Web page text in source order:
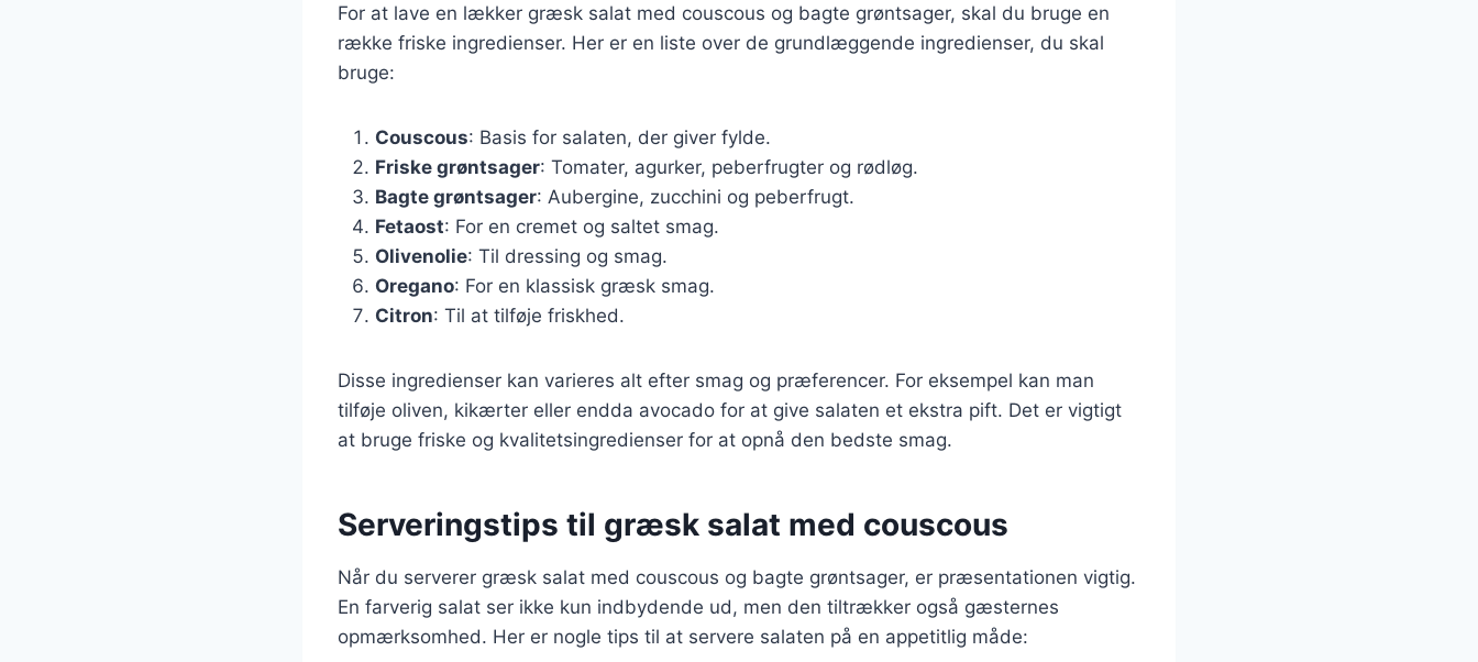
For at lave en lækker græsk salat med couscous og bagte grøntsager, skal du bruge en
række friske ingredienser. Her er en liste over de grundlæggende ingredienser, du skal
bruge:
Couscous: Basis for salaten, der giver fylde.
Friske grøntsager: Tomater, agurker, peberfrugter og rødløg.
Bagte grøntsager: Aubergine, zucchini og peberfrugt.
Fetaost: For en cremet og saltet smag.
Olivenolie: Til dressing og smag.
Oregano: For en klassisk græsk smag.
Citron: Til at tilføje friskhed.
Disse ingredienser kan varieres alt efter smag og præferencer. For eksempel kan man
tilføje oliven, kikærter eller endda avocado for at give salaten et ekstra pift. Det er vigtigt
at bruge friske og kvalitetsingredienser for at opnå den bedste smag.
Serveringstips til græsk salat med couscous
Når du serverer græsk salat med couscous og bagte grøntsager, er præsentationen vigtig.
En farverig salat ser ikke kun indbydende ud, men den tiltrækker også gæsternes
opmærksomhed. Her er nogle tips til at servere salaten på en appetitlig måde: